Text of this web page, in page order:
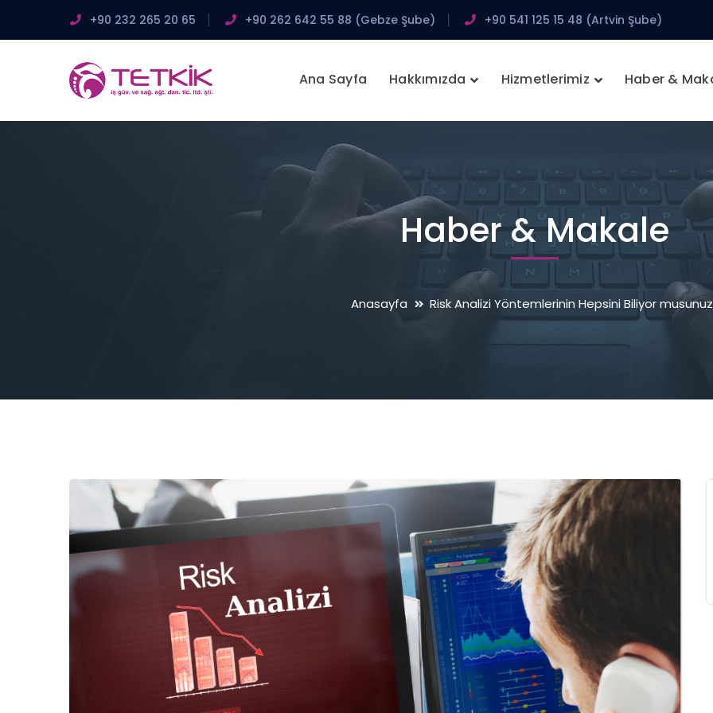
+90 232 265 20 65 +90 262 642 55 88 (Gebze Şube) +90 541 125 15 48 (Artvin Şube)
Ana Sayfa Hakkımızda Hizmetlerimiz Haber &
Haber & Makale
Anasayfa Risk Analizi Yöntemlerinin Hepsini Biliyor